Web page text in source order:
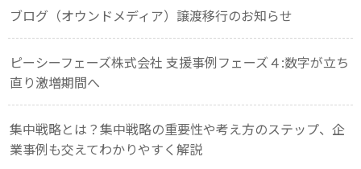
ブログ（オウンドメディア）譲渡移行のお知らせ
ピーシーフェーズ株式会社 支援事例フェーズ４:数字が立ち
直り激増期間へ
集中戦略とは？集中戦略の重要性や考え方のステップ、企
業事例も交えてわかりやすく解説